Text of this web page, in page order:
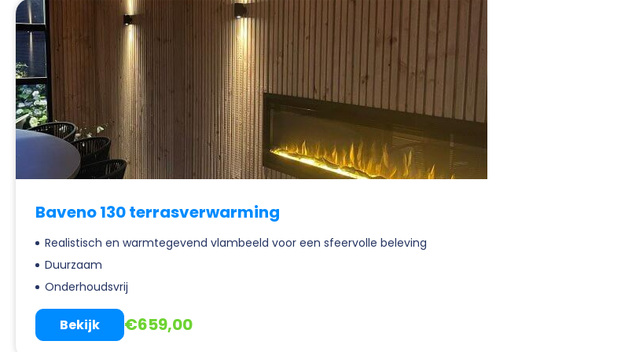
Baveno 130 terrasverwarming
Realistisch en warmtegevend vlambeeld voor een sfeervolle beleving
Duurzaam
Onderhoudsvrij
€659,00
Bekijk